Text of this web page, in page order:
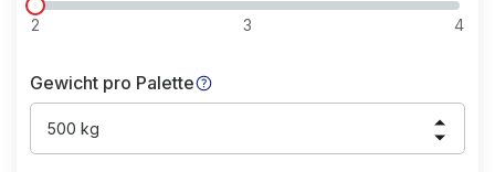
2 3 4
Gewicht pro Palette
500 kg